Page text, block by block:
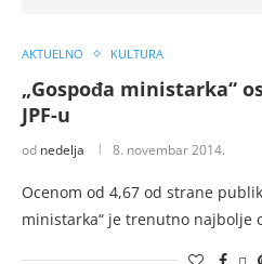
AKTUELNO KULTURA
„Gospođa ministarka“
JPF-u
od nedelja 8. novembar 2014.
Ocenom od 4,67 od strane
ministarka“ je trenutno najbolje